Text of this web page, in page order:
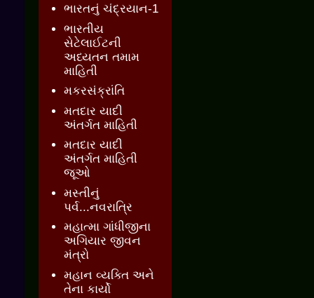
ભારતનું ચંદ્રયાન-1
ભારતીય
સેટેલાઈટની
અધ્યતન તમામ
માહિતી
મકરસંક્રાંતિ
મતદાર યાદી
અંતર્ગત માહિતી
મતદાર યાદી
અંતર્ગત માહિતી
જૂઓ
મસ્તીનું
પર્વ...નવરાત્રિ
મહાત્મા ગાંધીજીના
અગિયાર જીવન
મંત્રો
મહાન વ્યક્તિ અને
તેના કાર્યો